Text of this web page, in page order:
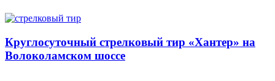
Круглосуточный стрелковый тир «Хантер» на
Волоколамском шоссе